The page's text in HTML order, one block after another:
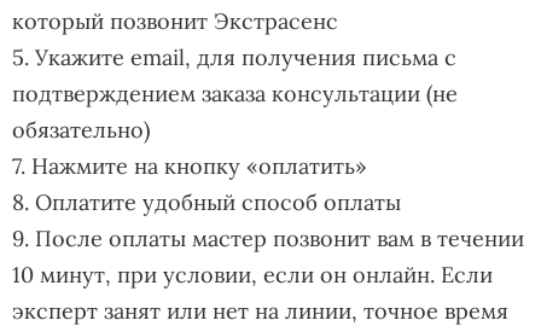
который позвонит Экстрасенс
5. Укажите email, для получения письма с
подтверждением заказа консультации (не
обязательно)
7. Нажмите на кнопку «оплатить»
8. Оплатите удобный способ оплаты
9. После оплаты мастер позвонит вам в течении
10 минут, при условии, если он онлайн. Если
эксперт занят или нет на линии, точное время